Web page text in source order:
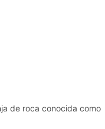
de roca conocida como